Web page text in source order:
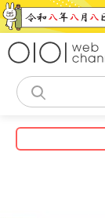
コ
ン